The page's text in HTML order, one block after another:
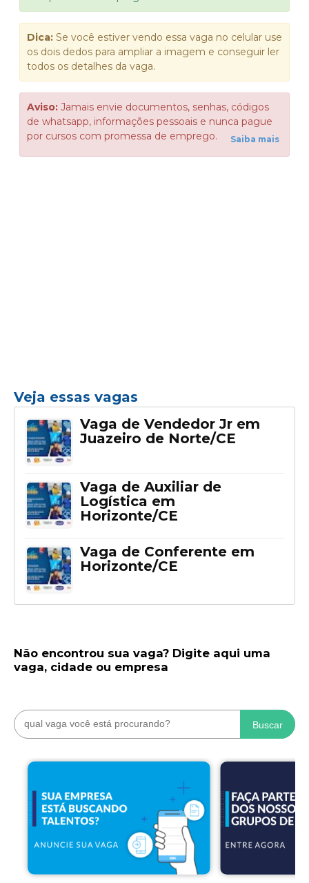
Dica: Se você estiver vendo essa vaga no celular use
os dois dedos para ampliar a imagem e conseguir ler
todos os detalhes da vaga.
Aviso: Jamais envie documentos, senhas, códigos
de whatsapp, informações pessoais e nunca pague
por cursos com promessa de emprego.
Saiba mais
Veja essas vagas
Vaga de Vendedor Jr em
Juazeiro de Norte/CE
Vaga de Auxiliar de
Logística em
Horizonte/CE
Vaga de Conferente em
Horizonte/CE
Não encontrou sua vaga? Digite aqui uma
vaga, cidade ou empresa
Buscar